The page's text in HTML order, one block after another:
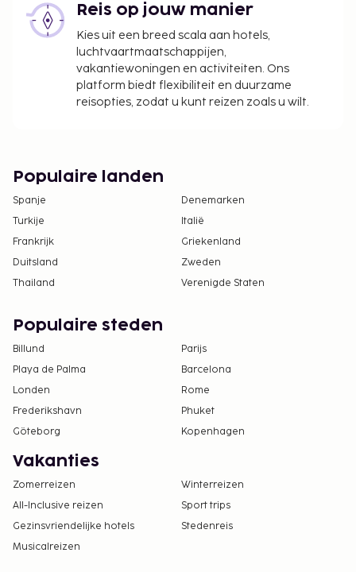
Reis op jouw manier
Kies uit een breed scala aan hotels,
luchtvaartmaatschappijen,
vakantiewoningen en activiteiten. Ons
platform biedt flexibiliteit en duurzame
reisopties, zodat u kunt reizen zoals u wilt.
Populaire landen
Spanje
Denemarken
Turkije
Italië
Frankrijk
Griekenland
Duitsland
Zweden
Thailand
Verenigde Staten
Populaire steden
Billund
Parijs
Playa de Palma
Barcelona
Londen
Rome
Frederikshavn
Phuket
Göteborg
Kopenhagen
Vakanties
Zomerreizen
Winterreizen
All-Inclusive reizen
Sport trips
Gezinsvriendelijke hotels
Stedenreis
Musicalreizen